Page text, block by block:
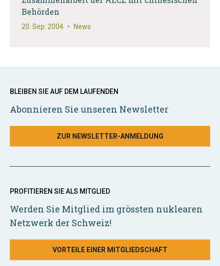
Behörden
20. Sep. 2004 • News
BLEIBEN SIE AUF DEM LAUFENDEN
Abonnieren Sie unseren Newsletter
ZUR NEWSLETTER-ANMELDUNG
PROFITIEREN SIE ALS MITGLIED
Werden Sie Mitglied im grössten nuklearen
Netzwerk der Schweiz!
VORTEILE EINER MITGLIEDSCHAFT